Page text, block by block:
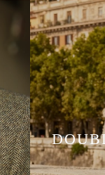
Wie is Mandemaker
Werkwijze
Klant ervaringen
Maatpak
Prijzen